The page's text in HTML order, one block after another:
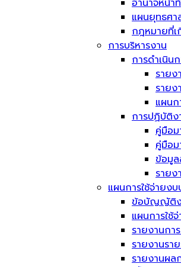
อำนาจหน้าที่
แผนยุทธศา
กฎหมายที่
การบริหารงาน
การดำเนิน
รายง
รายง
แผนก
การปฏิบัติง
คู่มือ
คู่มือม
ข้อมูล
รายง
แผนการใช้จ่ายง
ข้อบัญญัติง
แผนการใช้
รายงานกา
รายงานรา
รายงานผล